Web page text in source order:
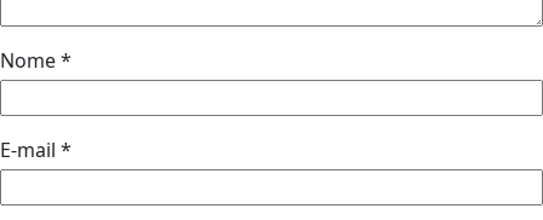
Nome*
E-mail *